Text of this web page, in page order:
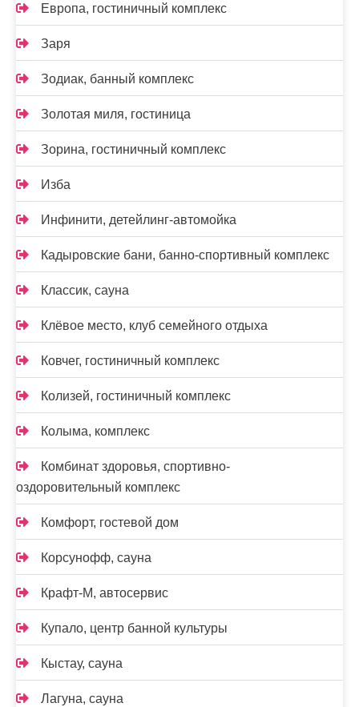
Европа, гостиничный комплекс
Заря
Зодиак, банный комплекс
Золотая миля, гостиница
Зорина, гостиничный комплекс
Изба
Инфинити, детейлинг-автомойка
Кадыровские бани, банно-спортивный комплекс
Классик, сауна
Клёвое место, клуб семейного отдыха
Ковчег, гостиничный комплекс
Колизей, гостиничный комплекс
Колыма, комплекс
Комбинат здоровья, спортивно-
оздоровительный комплекс
Комфорт, гостевой дом
Корсунофф, сауна
Крафт-М, автосервис
Купало, центр банной культуры
Кыстау, сауна
Лагуна, сауна